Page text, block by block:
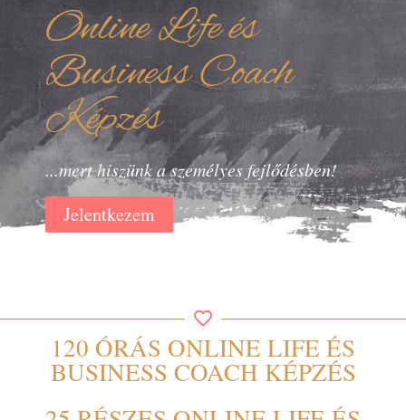
Online Life és
Business Coach
Képzés
...mert hiszünk a személyes fejlődésben!
Jelentkezem
120 ÓRÁS ONLINE LIFE ÉS
BUSINESS COACH KÉPZÉS